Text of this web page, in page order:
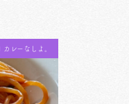
カレーなしよ。